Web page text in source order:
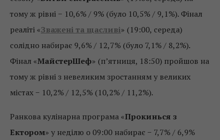
тому ж рівні − 10,6% / 9% (було 10,5% / 9,1%). Фінал
реаліті «Зважені та щасливі» (19:00, середа)
солідно набирає 9,6% / 12,7% (було 7,1% / 8,2%).
Фінал «МайстерШеф» (п’ятниця, 18:50) пройшов на
тому ж рівні з невеликим зростанням у великих
містах − 10,2% / 12,5% (10,2% / 11,2%).
Ранкова кулінарна програма «Прокинься з
Ектором» у неділю о 09:00 набирає − 7,7% / 6,9%